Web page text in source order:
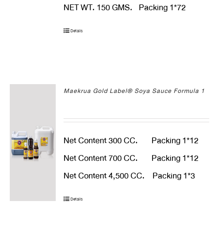
NET WT. 150 GMS. Packing 1*72
Details
Maekrua Gold Label® Soya Sauce Formula 1
Net Content 300 CC. Packing 1*12
Net Content 700 CC. Packing 1*12
Net Content 4,500 CC. Packing 1*3
Details